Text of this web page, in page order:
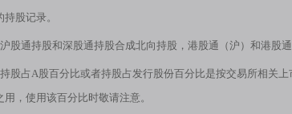
持股记录。
股通持股和深股通持股合成北向持股，港股通（沪）和港股通
股占A股百分比或者持股占发行股份百分比是按交易所相关
用，使用该百分比时敬请注意。